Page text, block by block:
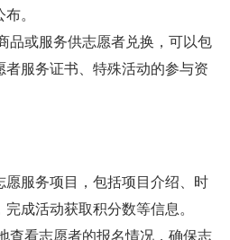
。
品或服务供志愿者兑换，可以包
服务证书、特殊活动的参与资
服务项目，包括项目介绍、时
成活动获取积分数等信息。
查看志愿者的报名情况，确保志